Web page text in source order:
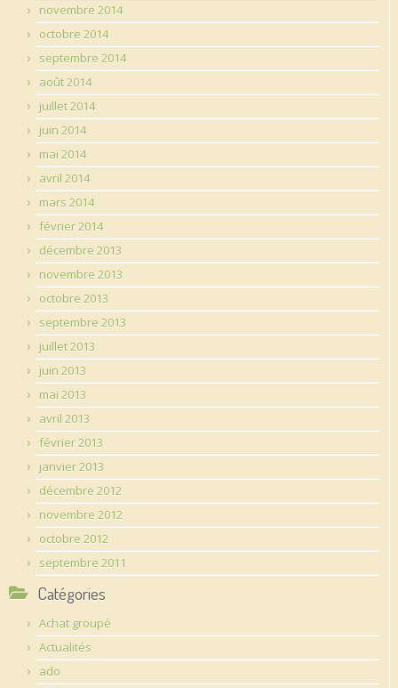
novembre 2014
octobre 2014
septembre 2014
août 2014
juillet 2014
juin 2014
mai 2014
avril 2014
mars 2014
février 2014
décembre 2013
novembre 2013
octobre 2013
septembre 2013
juillet 2013
juin 2013
mai 2013
avril 2013
février 2013
janvier 2013
décembre 2012
novembre 2012
octobre 2012
septembre 2011
Catégories
Achat groupé
Actualités
ado